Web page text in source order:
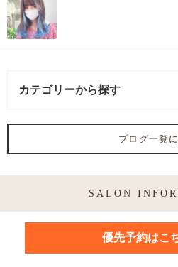
カテゴリーから探す
アフィーロヘアサロン雰囲気 (4記事)
カットトリートメント (2記事)
ブログ一覧
SALON
優先予約はこ